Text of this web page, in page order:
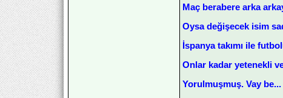
Maç berabere arka
Oysa değişecek isim
İspanya takımı ile
Onlar kadar yetenekli
Yorulmuşmuş. Vay be...